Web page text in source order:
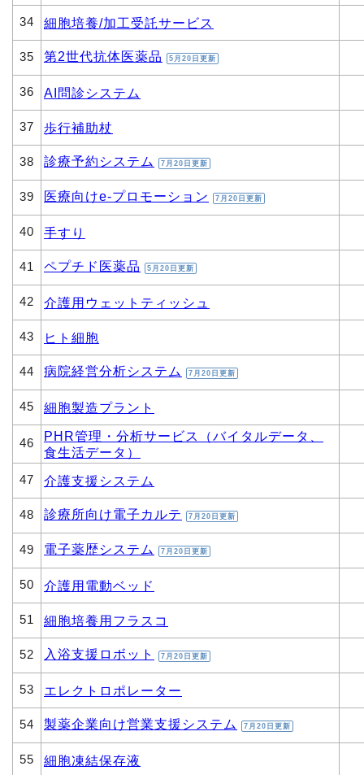
34 細胞培養/加工受託サービス
35 第2世代抗体医薬品 5月20日更新
36 AI問診システム
37 歩行補助杖
38 診療予約システム 7月20日更新
39 医療向けe-プロモーション 7月20日更新
40 手すり
41 ペプチド医薬品 5月20日更新
42 介護用ウェットティッシュ
43 ヒト細胞
44 病院経営分析システム 7月20日更新
45 細胞製造プラント
46
PHR管理・分析サービス（バイタルデータ、
食生活データ）
47 介護支援システム
48 診療所向け電子カルテ 7月20日更新
49 電子薬歴システム 7月20日更新
50 介護用電動ベッド
51 細胞培養用フラスコ
52 入浴支援ロボット 7月20日更新
53 エレクトロポレーター
54 製薬企業向け営業支援システム 7月20日更新
55 細胞凍結保存液